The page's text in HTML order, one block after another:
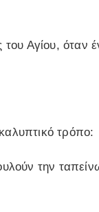
του Αγίου, όταν
τρόπο:
την